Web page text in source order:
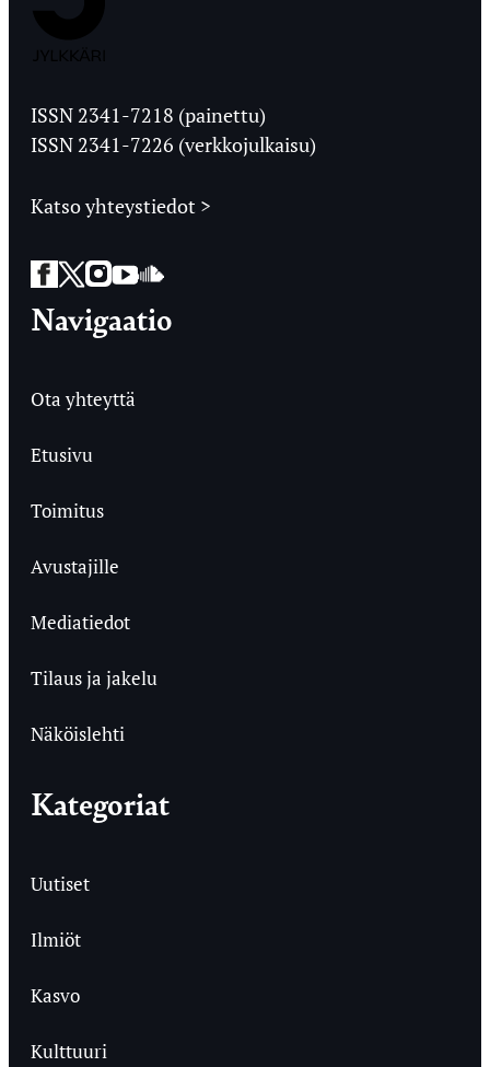
Ylioppilaslehti
ISSN 2341-7218 (painettu)
ISSN 2341-7226 (verkkojulkaisu)
Katso yhteystiedot >
Facebook
Twitter
Instagram
YouTube
SoundCloud
Navigaatio
Ota yhteyttä
Etusivu
Toimitus
Avustajille
Mediatiedot
Tilaus ja jakelu
Näköislehti
Kategoriat
Uutiset
Ilmiöt
Kasvo
Kulttuuri